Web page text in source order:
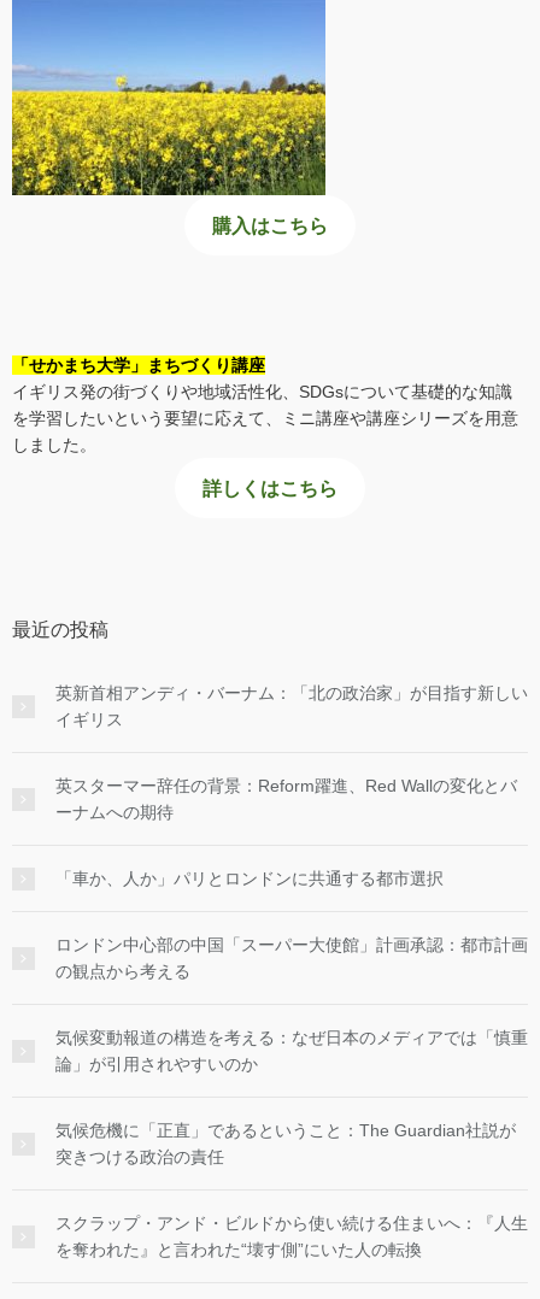
購入はこちら
「せかまち大学」まちづくり講座
イギリス発の街づくりや地域活性化、SDGsについて基礎的な知識
を学習したいという要望に応えて、ミニ講座や講座シリーズを用意
しました。
詳しくはこちら
最近の投稿
英新首相アンディ・バーナム：「北の政治家」が目指す新しい
イギリス
英スターマー辞任の背景：Reform躍進、Red Wallの変化とバ
ーナムへの期待
「車か、人か」パリとロンドンに共通する都市選択
ロンドン中心部の中国「スーパー大使館」計画承認：都市計画
の観点から考える
気候変動報道の構造を考える：なぜ日本のメディアでは「慎重
論」が引用されやすいのか
気候危機に「正直」であるということ：The Guardian社説が
突きつける政治の責任
スクラップ・アンド・ビルドから使い続ける住まいへ：『人生
を奪われた』と言われた“壊す側”にいた人の転換